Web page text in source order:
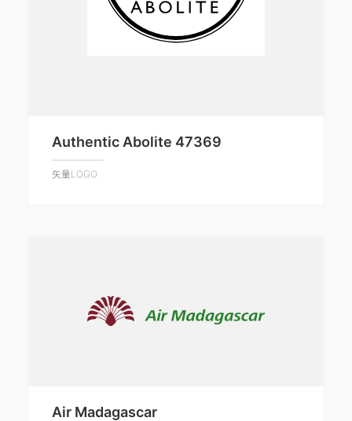
Authentic Abolite 47369
矢量LOGO
Air Madagascar